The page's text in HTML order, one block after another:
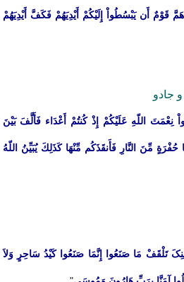
هَمَّ قَوْمٌ أَن يَبْسُطُواْ إِلَيْكُمْ أَيْدِيَهُمْ فَكَفَّ أَيْدِيَهُمْ
نِعْمَتَ اللّهِ عَلَيْكُمْ إِذْ كُنتُمْ أَعْدَاء فَأَلَّفَ بَيْنَ
مِّنَ النَّارِ فَأَنقَذَكُم مِّنْهَا كَذَلِكَ يُبَيِّنُ اللّهُ
تَلْقَفْ مَا صَنَعُوا إِنَّمَا صَنَعُوا کَیْدُ سَاحِرٍ وَلاَ